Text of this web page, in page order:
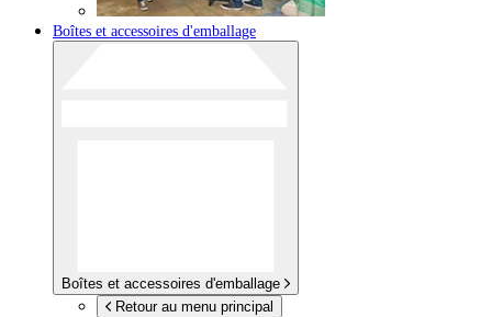
Boîtes et accessoires d'emballage
Boîtes et accessoires d'emballage
Retour au menu principal